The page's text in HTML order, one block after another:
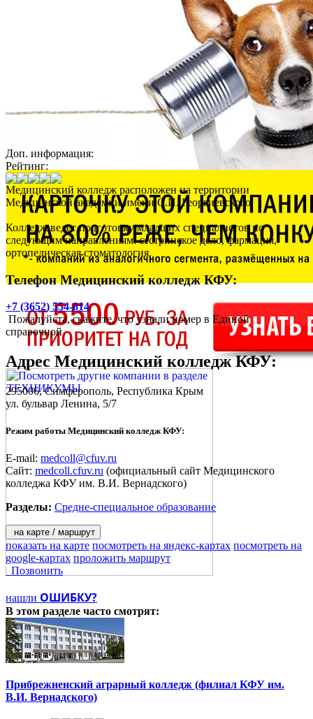
Доп. информация:
Рейтинг:
Медицинский колледж расположен на территории
Медицинской академии имени С.И. Георгиевского.
Колледж ведет подготовку младших специалистов по
следующим направлениям: сестринское дело, фармация,
ортопедическая стоматология.
Телефон Медицинский колледж КФУ:
+7 (3652) 554-814
Пожалуйста, скажите, что узнали номер в Единой
справочной
Адрес Медицинский колледж КФУ:
295006,Симферополь, Республика Крым
ул. бульвар Ленина, 5/7
Режим работы Медицинский колледж КФУ:
E-mail: medcoll@cfuv.ru
Сайт: medcoll.cfuv.ru (официальный сайт Медицинского
колледжа КФУ им. В.И. Вернадского)
Разделы: Средне-специальное образование
на карте / маршрут
показать на карте посмотреть на яндекс-картах посмотреть на
google-картах проложить маршрут
Позвонить
нашли ОШИБКУ?
В этом разделе часто смотрят:
Прибрежненский аграрный колледж (филиал КФУ им.
В.И. Вернадского)